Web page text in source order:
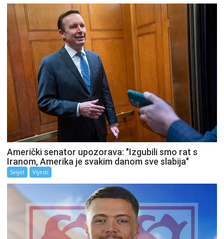
Američki senator upozorava: "Izgubili smo rat s
Iranom, Amerika je svakim danom sve slabija"
Svijet Vijesti